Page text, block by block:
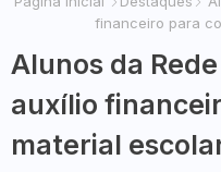
financeiro para
Alunos da
auxílio
material